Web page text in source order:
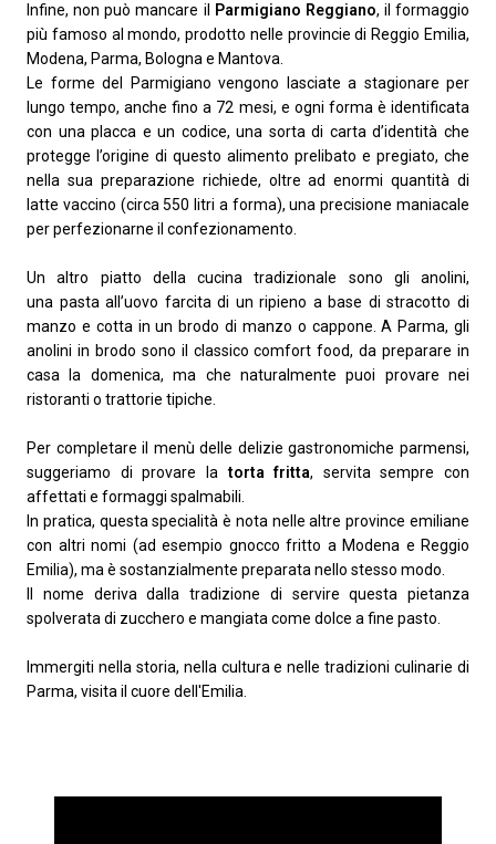
Infine, non può mancare il Parmigiano Reggiano, il formaggio
più famoso al mondo, prodotto nelle provincie di Reggio Emilia,
Modena, Parma, Bologna e Mantova.
Le forme del Parmigiano vengono lasciate a stagionare per
lungo tempo, anche fino a 72 mesi, e ogni forma è identificata
con una placca e un codice, una sorta di carta d’identità che
protegge l’origine di questo alimento prelibato e pregiato, che
nella sua preparazione richiede, oltre ad enormi quantità di
latte vaccino (circa 550 litri a forma), una precisione maniacale
per perfezionarne il confezionamento.
Un altro piatto della cucina tradizionale sono gli anolini,
una pasta all’uovo farcita di un ripieno a base di stracotto di
manzo e cotta in un brodo di manzo o cappone. A Parma, gli
anolini in brodo sono il classico comfort food, da preparare in
casa la domenica, ma che naturalmente puoi provare nei
ristoranti o trattorie tipiche.
Per completare il menù delle delizie gastronomiche parmensi,
suggeriamo di provare latorta fritta, servita sempre con
affettati e formaggi spalmabili.
In pratica, questa specialità è nota nelle altre province emiliane
con altri nomi (ad esempio gnocco fritto a Modena e Reggio
Emilia), ma è sostanzialmente preparata nello stesso modo.
Il nome deriva dalla tradizione di servire questa pietanza
spolverata di zucchero e mangiata come dolce a fine pasto.
Immergiti nella storia, nella cultura e nelle tradizioni culinarie di
Parma, visita il cuore dell'Emilia.